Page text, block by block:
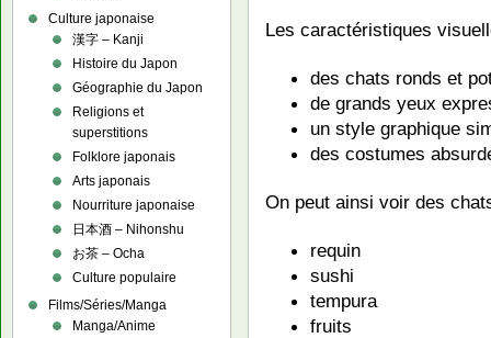
Les caractéristiques
des chats ronds et
de grands yeux
un style graphique
des costumes
On peut ainsi voir des
requin
sushi
tempura
fruits
Culture japonaise
漢字 – Kanji
Histoire du Japon
Géographie du Japon
Religions et
superstitions
Folklore japonais
Arts japonais
Nourriture japonaise
日本酒 – Nihonshu
お茶 – Ocha
Culture populaire
Films/Séries/Manga
Manga/Anime